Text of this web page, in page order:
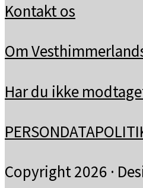
Kontakt os
Om
Har du ikke
Copyright 2026 ·